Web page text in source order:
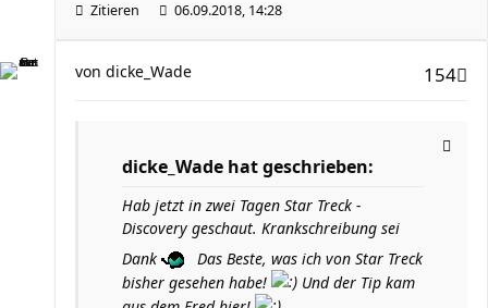
Zitieren 06.09.2018, 14:28
154
von dicke_Wade
dicke_Wade hat geschrieben:
Hab jetzt in zwei Tagen Star Treck -
Discovery geschaut. Krankschreibung sei
Dank
Das Beste, was ich von Star Treck
bisher gesehen habe!
Und der Tip kam